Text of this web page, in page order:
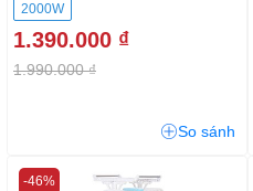
2000W
1.390.000 ₫
1.990.000 ₫
So sánh
-46%